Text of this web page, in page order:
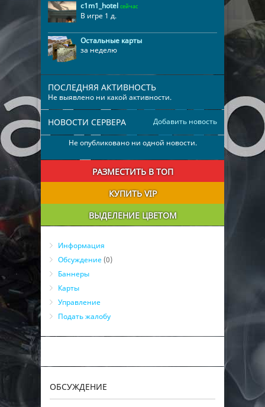
c1m1_hotel сейчас
В игре 1 д.
Остальные карты
за неделю
ПОСЛЕДНЯЯ АКТИВНОСТЬ
Не выявлено ни какой активности.
Добавить новость
НОВОСТИ СЕРВЕРА
Не опубликовано ни одной новости.
РАЗМЕСТИТЬ В ТОП
КУПИТЬ VIP
ВЫДЕЛЕНИЕ ЦВЕТОМ
Информация
Обсуждение (0)
Баннеры
Карты
Управление
Подать жалобу
ОБСУЖДЕНИЕ